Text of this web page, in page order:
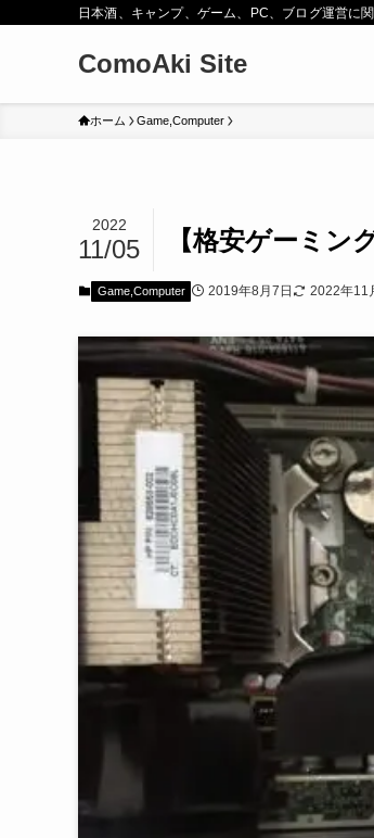
日本酒、キャンプ、ゲーム、PC、ブログ運営に
ComoAki Site
ホーム Game,Computer
【格安ゲーミン
2022
11/05
Game,Computer 2019年8月7日 2022年11